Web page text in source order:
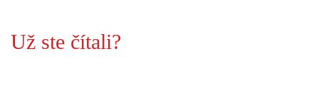
Už ste čítali?